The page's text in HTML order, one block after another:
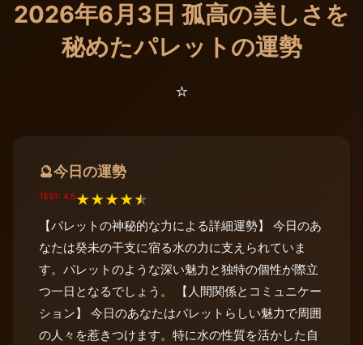
2026年6月3日 孤高の美しさを
秘めたパレットの運勢
⭐️
🔮今日の運勢
TEST: 4.5★★★★★
【パレットの神秘的な力による詳細運勢】 今日のあ
なたは癸未の干支に宿る水の力に支えられていま
す。パレットのような深い魅力と独特の個性が際立
つ一日となるでしょう。 【人間関係とコミュニケー
ション】 今日のあなたはパレットらしい魅力で周囲
の人々を惹きつけます。特に水の性質を活かした自